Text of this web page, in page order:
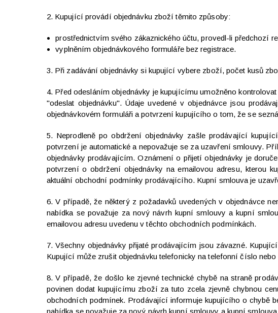
2. Kupující provádí objednávku zboží těmito způsoby:
prostřednictvím svého zákaznického účtu, provedl-li předchozí
vyplněním objednávkového formuláře bez registrace.
3. Při zadávání objednávky si kupující vybere zboží, počet kusů
4. Před odesláním objednávky je kupujícímu umožněno
"odeslat objednávku". Údaje uvedené v objednávce jsou
objednávkovém formuláři a potvrzení kupujícího o tom, že se
5. Neprodleně po obdržení objednávky zašle prodávající
potvrzení je automatické a nepovažuje se za uzavření smlouvy.
objednávky prodávajícím. Oznámení o přijetí objednávky je
potvrzení o obdržení objednávky na emailovou adresu, kterou
aktuální obchodní podmínky prodávajícího. Kupní smlouva je
6. V případě, že některý z požadavků uvedených v objednávce
nabídka se považuje za nový návrh kupní smlouvy a kupní
emailovou adresu uvedenu v těchto obchodních podmínkách.
7. Všechny objednávky přijaté prodávajícím jsou závazné.
Kupující může zrušit objednávku telefonicky na telefonní číslo
8. V případě, že došlo ke zjevné technické chybě na straně
povinen dodat kupujícímu zboží za tuto zcela zjevně chybnou
obchodních podmínek. Prodávající informuje kupujícího o chybě
nabídka se považuje za nový návrh kupní smlouvy a kupní